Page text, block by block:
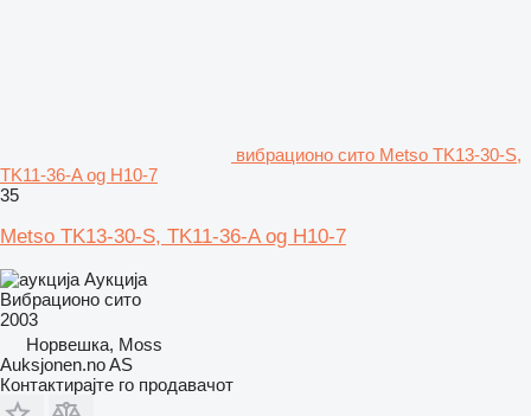
вибрационо сито Metso TK13-30-S,
TK11-36-A og H10-7
35
Metso TK13-30-S, TK11-36-A og H10-7
Аукција
Вибрационо сито
2003
Норвешка, Moss
Auksjonen.no AS
Контактирајте го продавачот